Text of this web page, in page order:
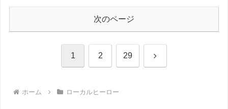
★【ワートリ】今月新発売!!第27巻まとめ【コメント欄まとめます】
★【ワートリ】今月第241話「遠征選抜試験㊲」第242話「遠征選抜試
験㊳」【コメント欄まとめます】【しばらく固定記事です】
Powered by livedoor 相互RSS
次のページ
1 2 29 次
ホーム ローカルヒーロー